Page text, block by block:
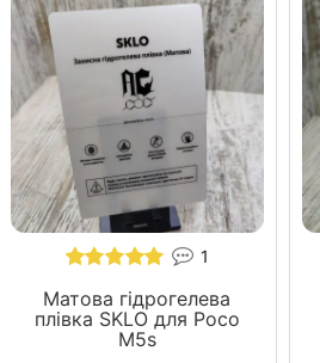
1
Матова гідрогелева
плівка SKLO для Poco
M5s